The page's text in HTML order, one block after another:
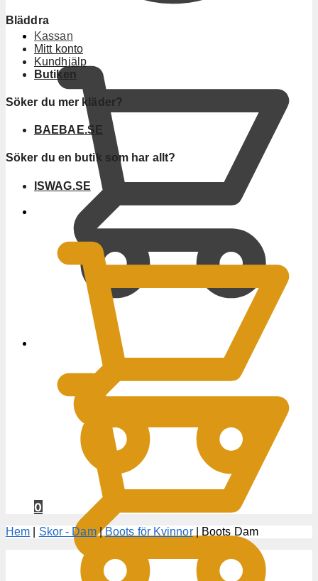
Kassan
Bläddra
Mitt konto
Kundhjälp
Butiken
Söker du mer kläder?
BAEBAE.SE
Söker du en butik som har allt?
ISWAG.SE
0
Hem Skor - Dam|Boots för Kvinnor| Boots Dam